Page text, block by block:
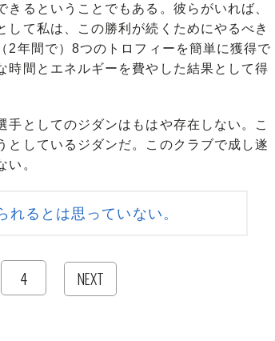
るということでもある。彼らがいれば、
て私は、この勝利が続くためにやるべき
2年間で）8つのトロフィーを簡単に獲得で
時間とエネルギーを費やした結果として得
としてのジダンはもはや存在しない。こ
としているジダンだ。このクラブで成し遂
い。
るとは思っていない。
4 NEXT